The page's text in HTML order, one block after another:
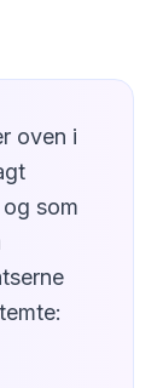
oven i
som